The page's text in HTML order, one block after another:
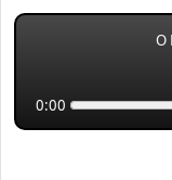
O
0:00